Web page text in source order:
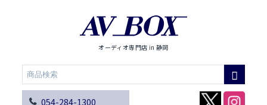
オーディオ専門店 in 静岡
054-284-1300